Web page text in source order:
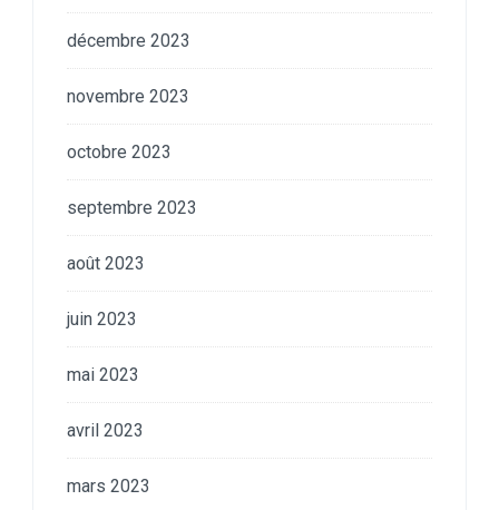
décembre 2023
novembre 2023
octobre 2023
septembre 2023
août 2023
juin 2023
mai 2023
avril 2023
mars 2023